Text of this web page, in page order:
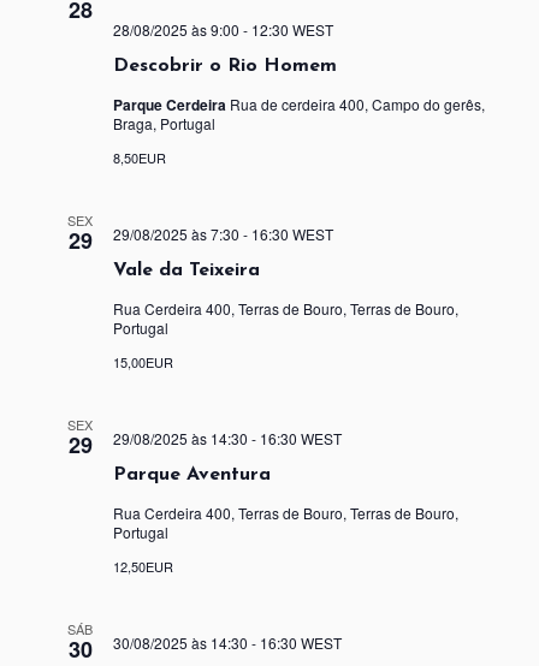
28
Descobrir o Rio Homem
28/08/2025 às 9:00 - 12:30 WEST
Parque Cerdeira Rua de cerdeira 400, Campo do gerês,
Braga, Portugal
8,50EUR
SEX
29
Vale da Teixeira
29/08/2025 às 7:30 - 16:30 WEST
Rua Cerdeira 400, Terras de Bouro, Terras de Bouro,
Portugal
15,00EUR
SEX
29
Parque Aventura
29/08/2025 às 14:30 - 16:30 WEST
Rua Cerdeira 400, Terras de Bouro, Terras de Bouro,
Portugal
12,50EUR
SÁB
30 30/08/2025 às 14:30 - 16:30 WEST